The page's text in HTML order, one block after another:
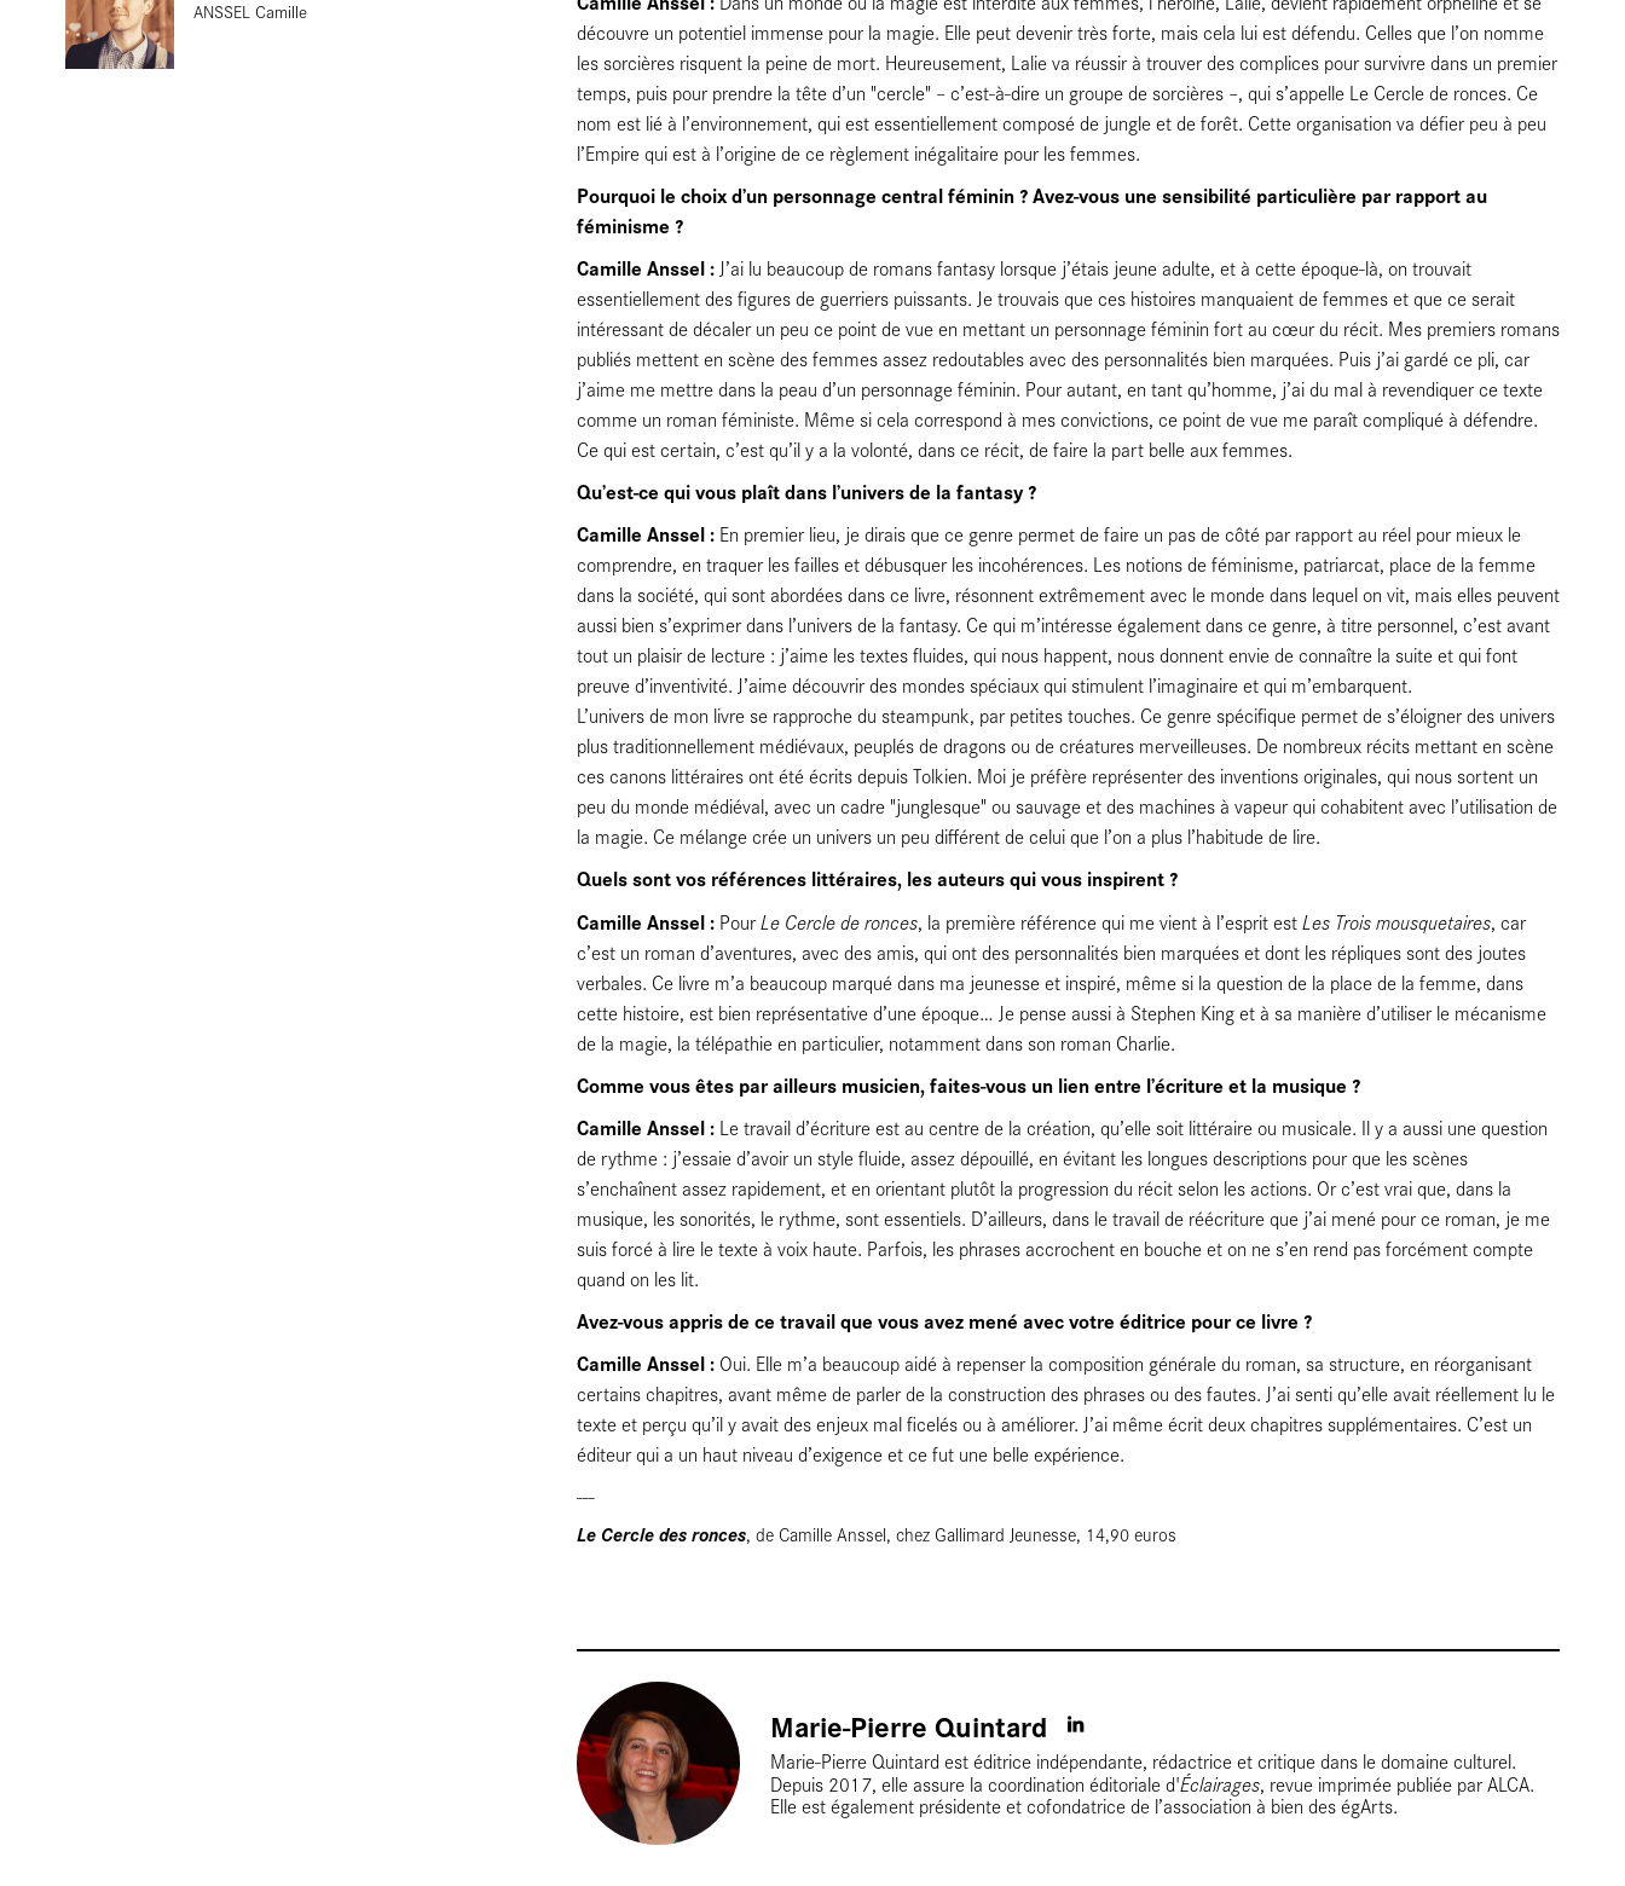
découvre un potentiel immense pour la magie. Elle peut devenir très forte, mais cela lui est défendu. Celles que l’on nomme
les sorcières risquent la peine de mort. Heureusement, Lalie va réussir à trouver des complices pour survivre dans un premier
temps, puis pour prendre la tête d’un "cercle" – c’est-à-dire un groupe de sorcières –, qui s’appelle Le Cercle de ronces. Ce
nom est lié à l’environnement, qui est essentiellement composé de jungle et de forêt. Cette organisation va défier peu à peu
l’Empire qui est à l’origine de ce règlement inégalitaire pour les femmes.
Pourquoi le choix d’un personnage central féminin ? Avez-vous une sensibilité particulière par rapport au
féminisme ?
Camille Anssel : J’ai lu beaucoup de romans fantasy lorsque j’étais jeune adulte, et à cette époque-là, on trouvait
essentiellement des figures de guerriers puissants. Je trouvais que ces histoires manquaient de femmes et que ce serait
intéressant de décaler un peu ce point de vue en mettant un personnage féminin fort au cœur du récit. Mes premiers romans
publiés mettent en scène des femmes assez redoutables avec des personnalités bien marquées. Puis j’ai gardé ce pli, car
j’aime me mettre dans la peau d’un personnage féminin. Pour autant, en tant qu’homme, j’ai du mal à revendiquer ce texte
comme un roman féministe. Même si cela correspond à mes convictions, ce point de vue me paraît compliqué à défendre.
Ce qui est certain, c’est qu’il y a la volonté, dans ce récit, de faire la part belle aux femmes.
Qu’est-ce qui vous plaît dans l’univers de la fantasy ?
Camille Anssel : En premier lieu, je dirais que ce genre permet de faire un pas de côté par rapport au réel pour mieux le
comprendre, en traquer les failles et débusquer les incohérences. Les notions de féminisme, patriarcat, place de la femme
dans la société, qui sont abordées dans ce livre, résonnent extrêmement avec le monde dans lequel on vit, mais elles peuvent
aussi bien s’exprimer dans l’univers de la fantasy. Ce qui m’intéresse également dans ce genre, à titre personnel, c’est avant
tout un plaisir de lecture : j’aime les textes fluides, qui nous happent, nous donnent envie de connaître la suite et qui font
preuve d’inventivité. J’aime découvrir des mondes spéciaux qui stimulent l’imaginaire et qui m’embarquent.
L’univers de mon livre se rapproche du steampunk, par petites touches. Ce genre spécifique permet de s’éloigner des univers
plus traditionnellement médiévaux, peuplés de dragons ou de créatures merveilleuses. De nombreux récits mettant en scène
ces canons littéraires ont été écrits depuis Tolkien. Moi je préfère représenter des inventions originales, qui nous sortent un
peu du monde médiéval, avec un cadre "junglesque" ou sauvage et des machines à vapeur qui cohabitent avec l’utilisation de
la magie. Ce mélange crée un univers un peu différent de celui que l’on a plus l’habitude de lire.
Quels sont vos références littéraires, les auteurs qui vous inspirent ?
Camille Anssel : PourLe Cercle de ronces, la première référence qui me vient à l’esprit estLes Trois mousquetaires, car
c’est un roman d’aventures, avec des amis, qui ont des personnalités bien marquées et dont les répliques sont des joutes
verbales. Ce livre m’a beaucoup marqué dans ma jeunesse et inspiré, même si la question de la place de la femme, dans
cette histoire, est bien représentative d’une époque… Je pense aussi à Stephen King et à sa manière d’utiliser le mécanisme
de la magie, la télépathie en particulier, notamment dans son roman Charlie.
Comme vous êtes par ailleurs musicien, faites-vous un lien entre l’écriture et la musique ?
Camille Anssel : Le travail d’écriture est au centre de la création, qu’elle soit littéraire ou musicale. Il y a aussi une question
de rythme : j’essaie d’avoir un style fluide, assez dépouillé, en évitant les longues descriptions pour que les scènes
s’enchaînent assez rapidement, et en orientant plutôt la progression du récit selon les actions. Or c’est vrai que, dans la
musique, les sonorités, le rythme, sont essentiels. D’ailleurs, dans le travail de réécriture que j’ai mené pour ce roman, je me
suis forcé à lire le texte à voix haute. Parfois, les phrases accrochent en bouche et on ne s’en rend pas forcément compte
quand on les lit.
Avez-vous appris de ce travail que vous avez mené avec votre éditrice pour ce livre ?
Camille Anssel : Oui. Elle m’a beaucoup aidé à repenser la composition générale du roman, sa structure, en réorganisant
certains chapitres, avant même de parler de la construction des phrases ou des fautes. J’ai senti qu’elle avait réellement lu le
texte et perçu qu’il y avait des enjeux mal ficelés ou à améliorer. J’ai même écrit deux chapitres supplémentaires. C’est un
éditeur qui a un haut niveau d’exigence et ce fut une belle expérience.
---
Le Cercle des ronces, de Camille Anssel, chez Gallimard Jeunesse, 14,90 euros
Marie-Pierre Quintard
Marie-Pierre Quintard est éditrice indépendante, rédactrice et critique dans le domaine culturel.
Depuis 2017, elle assure la coordination éditoriale d'Éclairages, revue imprimée publiée par ALCA.
Elle est également présidente et cofondatrice de l’association à bien des égArts.
ANSSEL Camille
Cartes
blanches
Entretiens
Reportages
Terre de